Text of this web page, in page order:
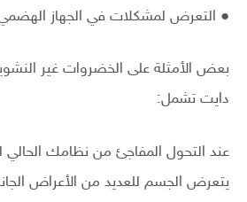
● التعرض لمشكلات في الجهاز
بعض الأمثلة على الخضروات غير
دايت تشمل:
عند التحول المفاجئ من نظامك الحالي
يتعرض الجسم للعديد من الأعراض